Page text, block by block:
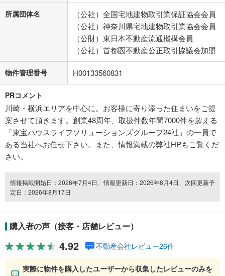
所属団体名
（公社）全国宅地建物取引業保証協会会員
（公社）神奈川県宅地建物取引業協会会員
（公財）東日本不動産流通機構会員
（公社）首都圏不動産公正取引協議会加盟
物件管理番号 H00133560831
PRコメント
川崎・横浜エリアを中心に。お客様に寄り添った住まいをご提
案させて頂きます。創業48周年、取扱件数年間7000件を超える
「東宝ハウスライフソリューションズグループ24社」の一員で
ある当社へお任せ下さい。また、情報満載の弊社HPもご覧くだ
さい。
情報掲載開始日：2026年7月4日、情報更新日：2026年8月4日、次回更新予
定日：2026年8月17日
購入者の声（接客・店舗レビュー）
4.92 不動産会社レビュー26件
実際に物件を購入したユーザーから収集したレビューのみを